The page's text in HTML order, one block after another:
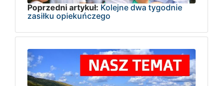
Poprzedni artykuł: Kolejne dwa tygodnie
zasiłku opiekuńczego